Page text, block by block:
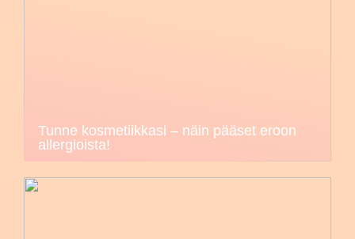
Tunne kosmetiikkasi – näin pääset eroon
allergioista!